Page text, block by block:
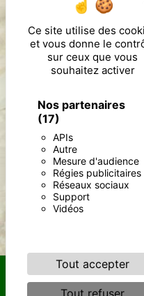
Ce site utilise des
et vous donne le
sur ceux que vous
souhaitez activer
Nos partenaires
(17)
APIs
Autre
Mesure d'audience
Régies publicitaires
Réseaux sociaux
Support
Vidéos
Tout accepter
Tout refuser
En cochant cette
particulières ci-
** Les données
aux fins de vous contacter.
ses sous-traitants. Vous
rectification, d’effacement,
d’opposition, de retrait de
du droit d’introduire une
contrôle, ainsi que
mortem. Vous pouvez
courrier électronique. Un
demandé. Nous
prise de contact puis
fins probatoires et de